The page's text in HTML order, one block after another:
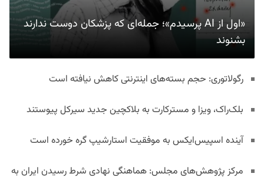
«اول از AI پرسیدم»؛ جمله‌ای که پزشکان دوست ندارند
بشنوند
رگولاتوری: حجم بسته‌های اینترنتی کاهش نیافته است
بلک‌راک، ویزا و مسترکارت به بلاکچین جدید سیرکل پیوستند
آینده اسپیس‌ایکس به موفقیت استارشیپ گره خورده است
مرکز پژوهش‌های مجلس: هماهنگی نهادی شرط رسیدن ایران به